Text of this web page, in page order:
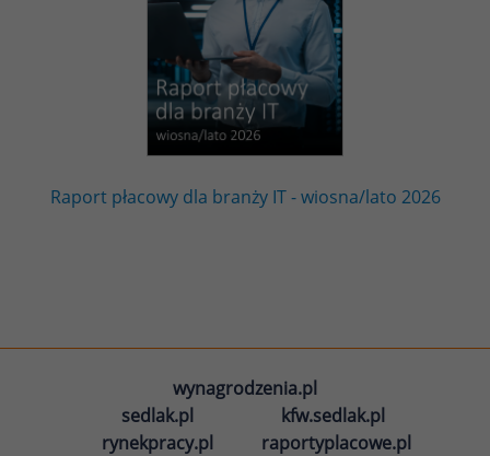
Raport płacowy dla branży IT - wiosna/lato 2026
wynagrodzenia.pl
sedlak.pl
kfw.sedlak.pl
rynekpracy.pl
raportyplacowe.pl